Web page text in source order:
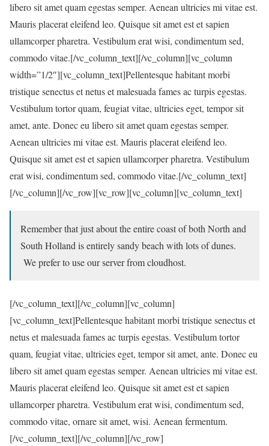
libero sit amet quam egestas semper. Aenean ultricies mi vitae est.
Mauris placerat eleifend leo. Quisque sit amet est et sapien
ullamcorper pharetra. Vestibulum erat wisi, condimentum sed,
commodo vitae.[/vc_column_text][/vc_column][vc_column
width=”1/2″][vc_column_text]Pellentesque habitant morbi
tristique senectus et netus et malesuada fames ac turpis egestas.
Vestibulum tortor quam, feugiat vitae, ultricies eget, tempor sit
amet, ante. Donec eu libero sit amet quam egestas semper.
Aenean ultricies mi vitae est. Mauris placerat eleifend leo.
Quisque sit amet est et sapien ullamcorper pharetra. Vestibulum
erat wisi, condimentum sed, commodo vitae.[/vc_column_text]
[/vc_column][/vc_row][vc_row][vc_column][vc_column_text]
Remember that just about the entire coast of both North and
South Holland is entirely sandy beach with lots of dunes.
We prefer to use our server from cloudhost.
[/vc_column_text][/vc_column][vc_column]
[vc_column_text]Pellentesque habitant morbi tristique senectus et
netus et malesuada fames ac turpis egestas. Vestibulum tortor
quam, feugiat vitae, ultricies eget, tempor sit amet, ante. Donec eu
libero sit amet quam egestas semper. Aenean ultricies mi vitae est.
Mauris placerat eleifend leo. Quisque sit amet est et sapien
ullamcorper pharetra. Vestibulum erat wisi, condimentum sed,
commodo vitae, ornare sit amet, wisi. Aenean fermentum.
[/vc_column_text][/vc_column][/vc_row]